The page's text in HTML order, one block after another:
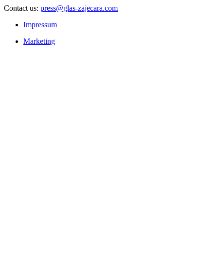
Contact us: press@glas-zajecara.com
Impressum
Marketing